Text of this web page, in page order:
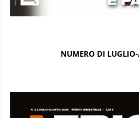
NUMERO DI